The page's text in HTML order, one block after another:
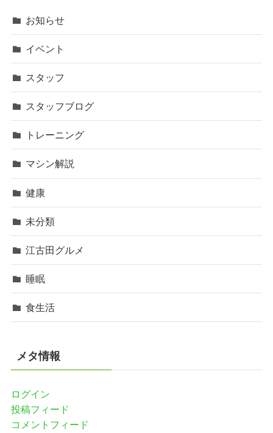
お知らせ
イベント
スタッフ
スタッフブログ
トレーニング
マシン解説
健康
未分類
江古田グルメ
睡眠
食生活
メタ情報
ログイン
投稿フィード
コメントフィード